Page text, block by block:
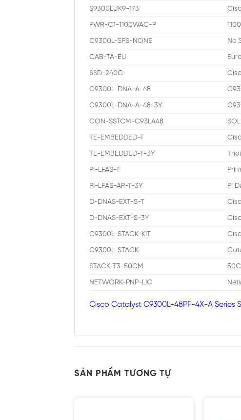
S9300LUK9-173
PWR-C1-1100WAC-P
C9300L-SPS-NONE No
CAB-TA-EU
SSD-240G
C9300L-DNA-A-48
C9300L-DNA-A-48-3Y
CON-SSTCM-C93LA48
TE-EMBEDDED-T
TE-EMBEDDED-T-3Y
PI-LFAS-T
PI-LFAS-AP-T-3Y PI
D-DNAS-EXT-S-T
D-DNAS-EXT-S-3Y
C9300L-STACK-KIT
C9300L-STACK
STACK-T3-50CM
NETWORK-PNP-LIC
Cisco Catalyst C9300L-48PF-4X-A Series
SẢN PHẨM TƯƠNG TỰ